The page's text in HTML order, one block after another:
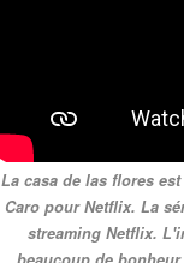
La casa de las flores
Caro pour Netflix. La
streaming Netflix.